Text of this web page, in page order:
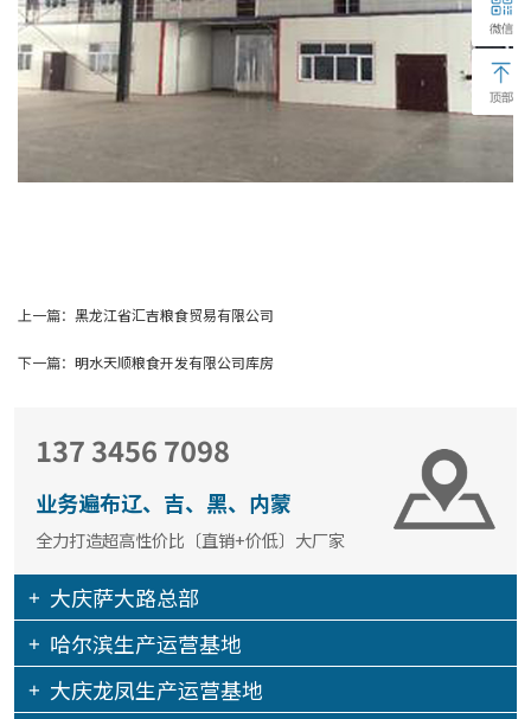
上一篇：黑龙江省汇吉粮食贸易有限公司
下一篇：明水天顺粮食开发有限公司库房
137 3456 7098
业务遍布辽、吉、黑、内蒙
全力打造超高性价比〔直销+价低〕大厂家
大庆萨大路总部
哈尔滨生产运营基地
大庆龙凤生产运营基地